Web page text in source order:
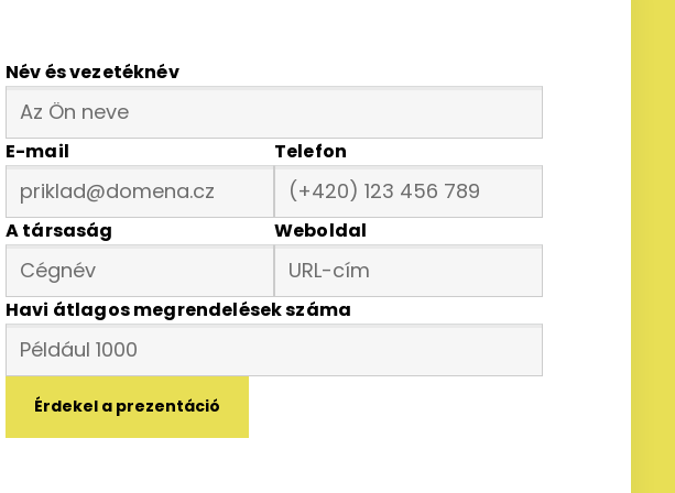
Név és vezetéknév
E-mail Telefon
A társaság Weboldal
Havi átlagos megrendelések száma